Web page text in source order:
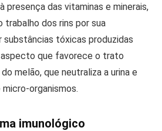
presença das vitaminas e minerais,
trabalho dos rins por sua
substâncias tóxicas produzidas
que favorece o trato
melão, que neutraliza a urina e
organismos.
imunológico